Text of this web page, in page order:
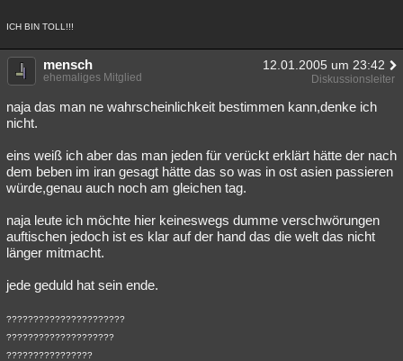
ICH BIN TOLL!!!
mensch 12.01.2005 um 23:42
ehemaliges Mitglied Diskussionsleiter
naja das man ne wahrscheinlichkeit bestimmen kann,denke ich
nicht.
eins weiß ich aber das man jeden für verückt erklärt hätte der nach
dem beben im iran gesagt hätte das so was in ost asien passieren
würde,genau auch noch am gleichen tag.
naja leute ich möchte hier keineswegs dumme verschwörungen
auftischen jedoch ist es klar auf der hand das die welt das nicht
länger mitmacht.
jede geduld hat sein ende.
??????????????????????
????????????????????
????????????????